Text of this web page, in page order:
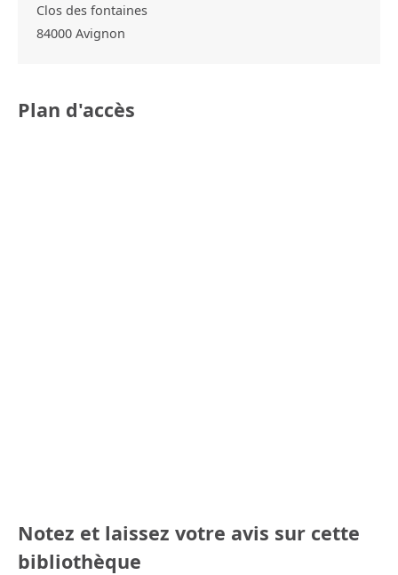
Clos des fontaines
84000 Avignon
Plan d'accès
Notez et laissez votre avis sur cette
bibliothèque